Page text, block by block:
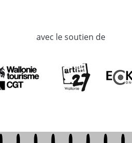
avec le soutien de